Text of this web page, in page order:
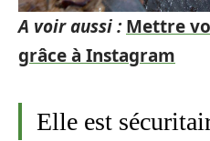
A voir aussi : Mettre
grâce à Instagram
Elle est